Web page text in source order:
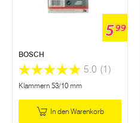
599
BOSCH
5.0 (1)
Klammern 53/10 mm
In den Warenkorb